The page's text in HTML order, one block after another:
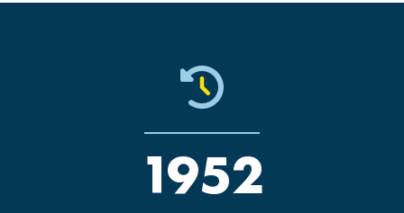
1952